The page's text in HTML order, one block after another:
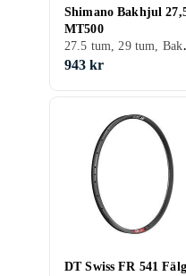
Shimano Bakhjul
MT500
943 kr
DT Swiss FR 541 Fälg